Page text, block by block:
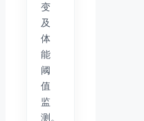
变
及
体
能
阈
值
监
测。